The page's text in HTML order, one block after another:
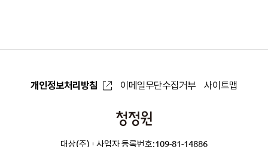
개인정보처리방침 이메일무단수집거부 사이트맵
청
대상(주) 사업자 등록번호:109-81-14886